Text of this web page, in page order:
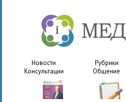
Новости Рубрики
Консультации
Общение